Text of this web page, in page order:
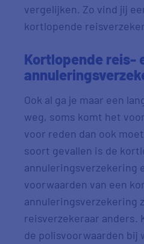
vergelijken. Zo vind jij
kortlopende
Kortlopende reis-
Ook al ga je maar een
weg, soms komt het
voor reden dan ook
soort gevallen is de
annuleringsverzekering
voorwaarden van een
annuleringsverzekering
reisverzekeraar anders.
de polisvoorwaarden bij